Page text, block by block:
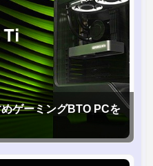
ゲーミングBTO PCを